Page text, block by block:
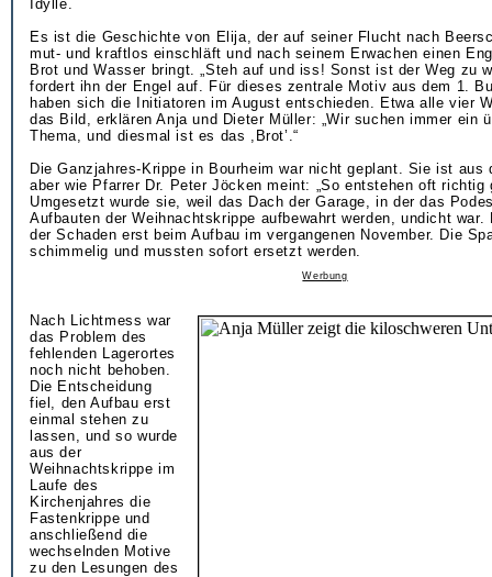
Idylle.
Es ist die Geschichte von Elija, der auf seiner Flucht nach
mut- und kraftlos einschläft und nach seinem Erwachen einen
Brot und Wasser bringt. „Steh auf und iss! Sonst ist der Weg zu
fordert ihn der Engel auf. Für dieses zentrale Motiv aus dem 1.
haben sich die Initiatoren im August entschieden. Etwa alle vier
das Bild, erklären Anja und Dieter Müller: „Wir suchen immer ein
Thema, und diesmal ist es das ,Brot’.“
Die Ganzjahres-Krippe in Bourheim war nicht geplant. Sie ist aus
aber wie Pfarrer Dr. Peter Jöcken meint: „So entstehen oft richtig
Umgesetzt wurde sie, weil das Dach der Garage, in der das
Aufbauten der Weihnachtskrippe aufbewahrt werden, undicht war.
der Schaden erst beim Aufbau im vergangenen November. Die
schimmelig und mussten sofort ersetzt werden.
Werbung
Nach Lichtmess war
das Problem des
fehlenden Lagerortes
noch nicht behoben.
Die Entscheidung
fiel, den Aufbau erst
einmal stehen zu
lassen, und so wurde
aus der
Weihnachtskrippe im
Laufe des
Kirchenjahres die
Fastenkrippe und
anschließend die
wechselnden Motive
zu den Lesungen des